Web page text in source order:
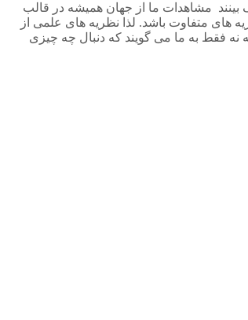
بینند مشاهدات ما از جهان همیشه در قالب
های متفاوت باشد. لذا نظریه های علمی از
فقط به ما می گویند که دنبال چه چیزی